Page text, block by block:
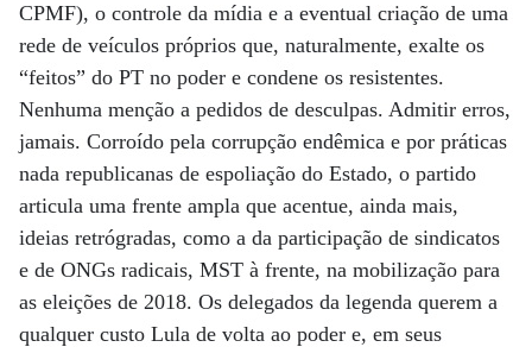
CPMF), o controle da mídia e a eventual criação de uma
rede de veículos próprios que, naturalmente, exalte os
“feitos” do PT no poder e condene os resistentes.
Nenhuma menção a pedidos de desculpas. Admitir erros,
jamais. Corroído pela corrupção endêmica e por práticas
nada republicanas de espoliação do Estado, o partido
articula uma frente ampla que acentue, ainda mais,
ideias retrógradas, como a da participação de sindicatos
e de ONGs radicais, MST à frente, na mobilização para
as eleições de 2018. Os delegados da legenda querem a
qualquer custo Lula de volta ao poder e, em seus